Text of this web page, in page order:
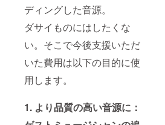
ディングした音源。
ダサイものにはしたくな
い。そこで今後支援いただ
いた費用は以下の目的に使
用します。
1. より品質の高い音源に：